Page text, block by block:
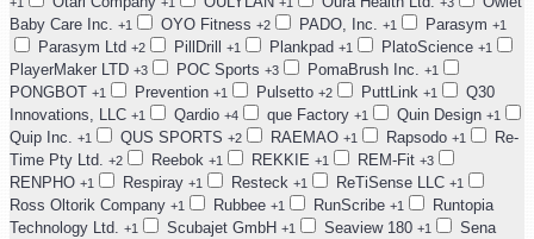
Baby Care Inc. +1 OYO Fitness +2 PADO, Inc. +1 Parasym +1
Parasym Ltd +2 PillDrill +1 Plankpad +1 PlatoScience +1
PlayerMaker LTD +3 POC Sports +3 PomaBrush Inc. +1
PONGBOT +1 Prevention +1 Pulsetto +2 PuttLink +1
Q30
Innovations, LLC +1 Qardio +4 que Factory +1 Quin Design +1
Quip Inc. +1 QUS SPORTS +2 RAEMAO +1 Rapsodo +1
Re-
Time Pty Ltd. +2 Reebok +1 REKKIE +1 REM-Fit +3
RENPHO +1 Respiray +1 Resteck +1 ReTiSense LLC +1
Ross Oltorik Company +1 Rubbee +1 RunScribe +1
Runtopia
Technology Ltd. +1 Scubajet GmbH +1 Seaview 180 +1
Sena